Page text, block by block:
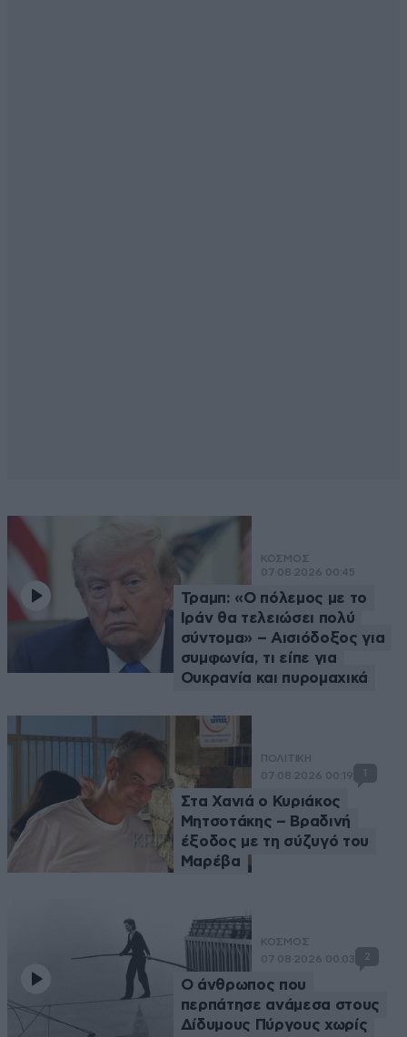
ΚΟΣΜΟΣ
07·08·2026 00:45
Τραμπ: «Ο πόλεμος με το
Ιράν θα τελειώσει πολύ
σύντομα» – Αισιόδοξος για
συμφωνία, τι είπε για
Ουκρανία και πυρομαχικά
ΠΟΛΙΤΙΚΗ
07·08·2026 00:19
1
Στα Χανιά ο Κυριάκος
Μητσοτάκης – Βραδινή
έξοδος με τη σύζυγό του
Μαρέβα
ΚΟΣΜΟΣ
07·08·2026 00:03
2
Ο άνθρωπος που
περπάτησε ανάμεσα στους
Δίδυμους Πύργους χωρίς